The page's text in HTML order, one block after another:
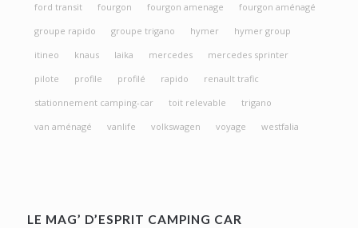
ford transit
fourgon fourgon amenage
fourgon aménagé
groupe rapido
groupe trigano hymer
hymer group
itineo
knaus laika mercedes
mercedes sprinter
pilote
profile profilé rapido
renault trafic
stationnement camping-car
toit relevable
trigano
van aménagé
vanlife volkswagen voyage westfalia
LE MAG’ D’ESPRIT CAMPING CAR